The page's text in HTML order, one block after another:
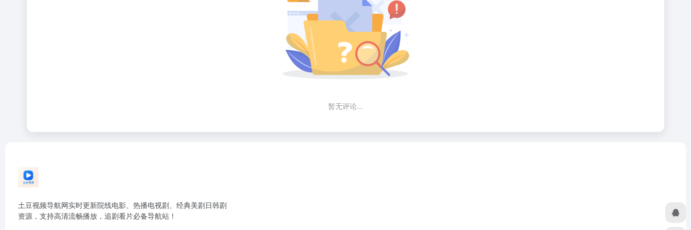
暂无评论...
土豆视频导航网实时更新院线电影、热播电视剧、经典美剧日韩剧
资源，支持高清流畅播放，追剧看片必备导航站！